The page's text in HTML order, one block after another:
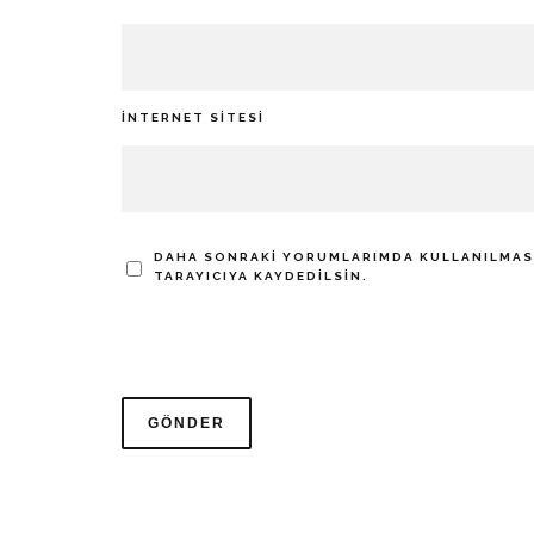
İNTERNET SITESI
DAHA SONRAKI YORUMLARIMDA
TARAYICIYA KAYDEDILSIN.